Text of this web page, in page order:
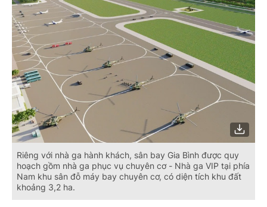
Riêng với nhà ga hành khách, sân bay Gia Bình được quy
hoạch gồm nhà ga phục vụ chuyên cơ - Nhà ga VIP tại phía
Nam khu sân đỗ máy bay chuyên cơ, có diện tích khu đất
khoảng 3,2 ha.